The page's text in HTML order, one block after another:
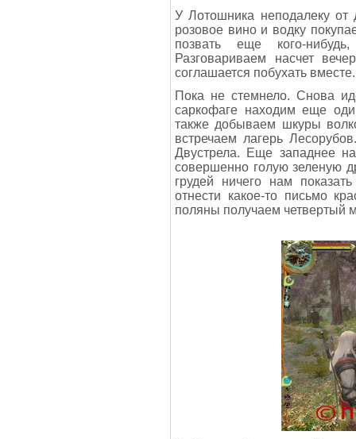
У Лотошника неподалеку
розовое вино и водку
позвать еще кого-
Разговариваем насчет
соглашается побухать вместе.
Пока не стемнело. Снова
саркофаге находим еще
также добываем шкуры
встречаем лагерь
Двустрела. Еще западнее
совершенно голую зеленую
грудей ничего нам
отнести какое-то письмо
поляны получаем четвертый